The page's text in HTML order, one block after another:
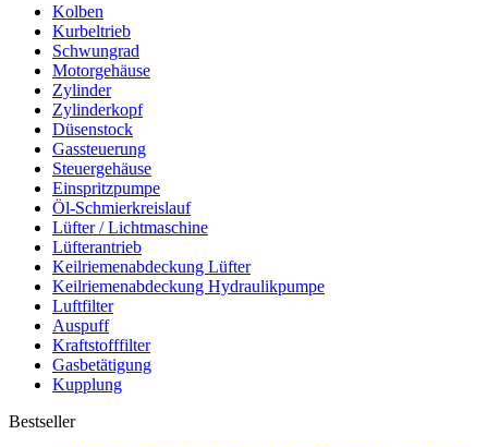
Kolben
Kurbeltrieb
Schwungrad
Motorgehäuse
Zylinder
Zylinderkopf
Düsenstock
Gassteuerung
Steuergehäuse
Einspritzpumpe
Öl-Schmierkreislauf
Lüfter / Lichtmaschine
Lüfterantrieb
Keilriemenabdeckung Lüfter
Keilriemenabdeckung Hydraulikpumpe
Luftfilter
Auspuff
Kraftstofffilter
Gasbetätigung
Kupplung
Bestseller